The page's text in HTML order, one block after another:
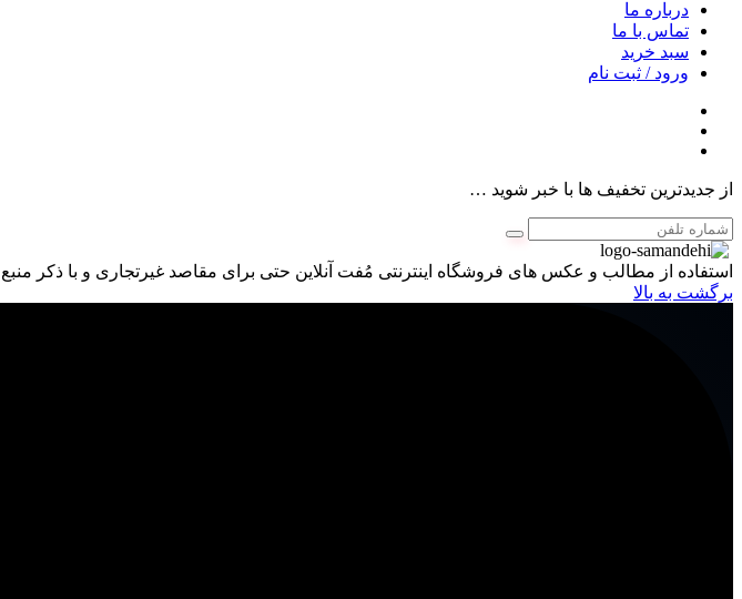
درباره ما
تماس با ما
سبد خرید
ورود / ثبت نام
از جدیدترین تخفیف ها با خبر شوید …
استفاده از مطالب و عکس های فروشگاه اینترنتی مُفت آنلاین حتی برای مقاصد غیرتجاری و با ذکر
برگشت به بالا